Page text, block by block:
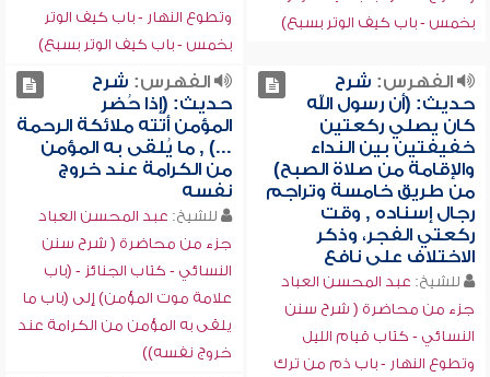
بخمس - باب كيف الوتر بسبع)
وتطوع النهار - باب كيف الوتر
بخمس - باب كيف الوتر بسبع)
الفهرس: شرح
حديث: (أن رسول الله
كان يصلي ركعتين
خفيفتين بين النداء
والإقامة من صلاة الصبح)
من طريق خامسة وتراجم
رجال إسناده , وقت
ركعتي الفجر، وذكر
الاختلاف على نافع
للشيخ: عبد المحسن العباد
جزء من محاضرة ( شرح سنن
النسائي - كتاب قيام الليل
وتطوع النهار - باب ذم من ترك
الفهرس: شرح
حديث: (إذا حُضر
المؤمن أتته ملائكة الرحمة
...) , ما يُلقى به المؤمن
من الكرامة عند خروج
نفسه
للشيخ: عبد المحسن العباد
جزء من محاضرة ( شرح سنن
النسائي - كتاب الجنائز - (باب
علامة موت المؤمن) إلى (باب ما
يلقى به المؤمن من الكرامة عند
خروج نفسه))